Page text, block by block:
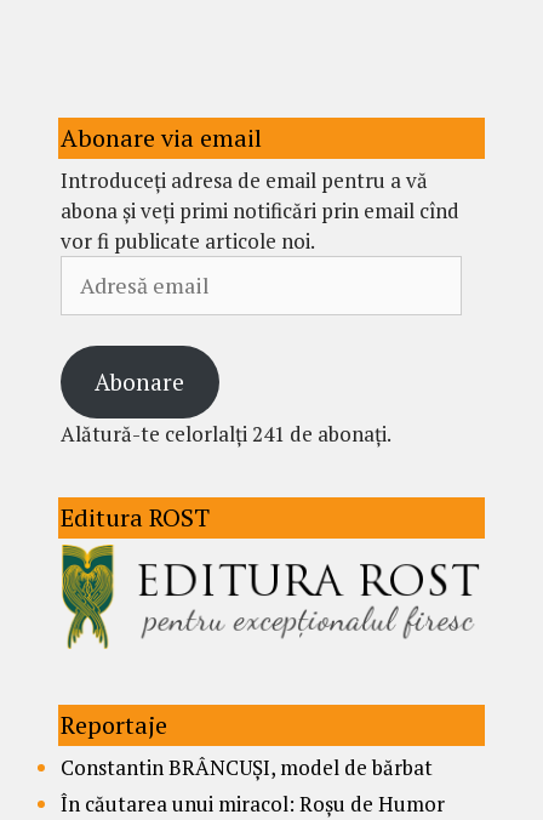
Abonare via email
Introduceți adresa de email pentru a vă
abona și veți primi notificări prin email cînd
vor fi publicate articole noi.
email
Abonare
Alătură-te celorlalți 241 de abonați.
Editura ROST
Reportaje
Constantin BRÂNCUȘI, model de bărbat
În căutarea unui miracol: Roșu de Humor